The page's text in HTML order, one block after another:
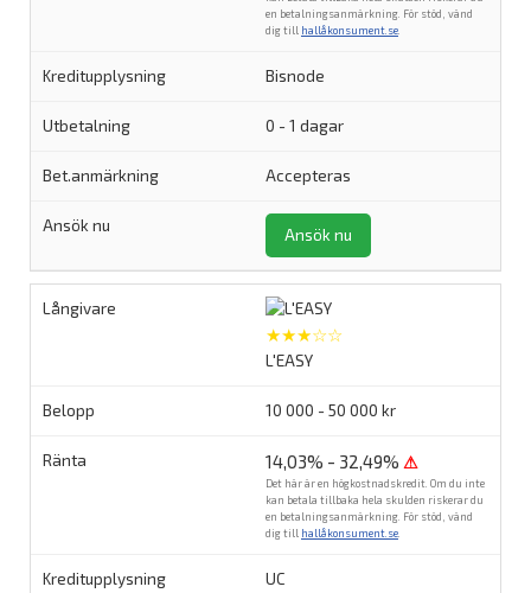
en betalningsanmärkning. För stöd, vänd
dig till hallåkonsument.se
Bisnode
0 - 1 dagar
Accepteras
Ansök nu
★★★☆☆
L'EASY
10 000 - 50 000 kr
14,03% - 32,49% ⚠
Det här är en högkostnadskredit. Om du inte
kan betala tillbaka hela skulden riskerar du
en betalningsanmärkning. För stöd, vänd
dig till hallåkonsument.se
UC